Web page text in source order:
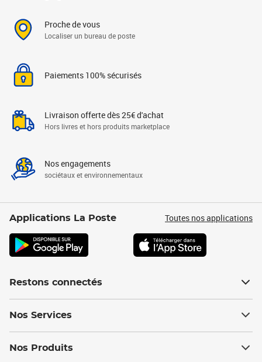
Proche de vous
Localiser un bureau de poste
Paiements 100% sécurisés
Livraison offerte dès 25€ d'achat
Hors livres et hors produits marketplace
Nos engagements
sociétaux et environnementaux
Applications La Poste Toutes nos applications
Restons connectés
Nos Services
Nos Produits